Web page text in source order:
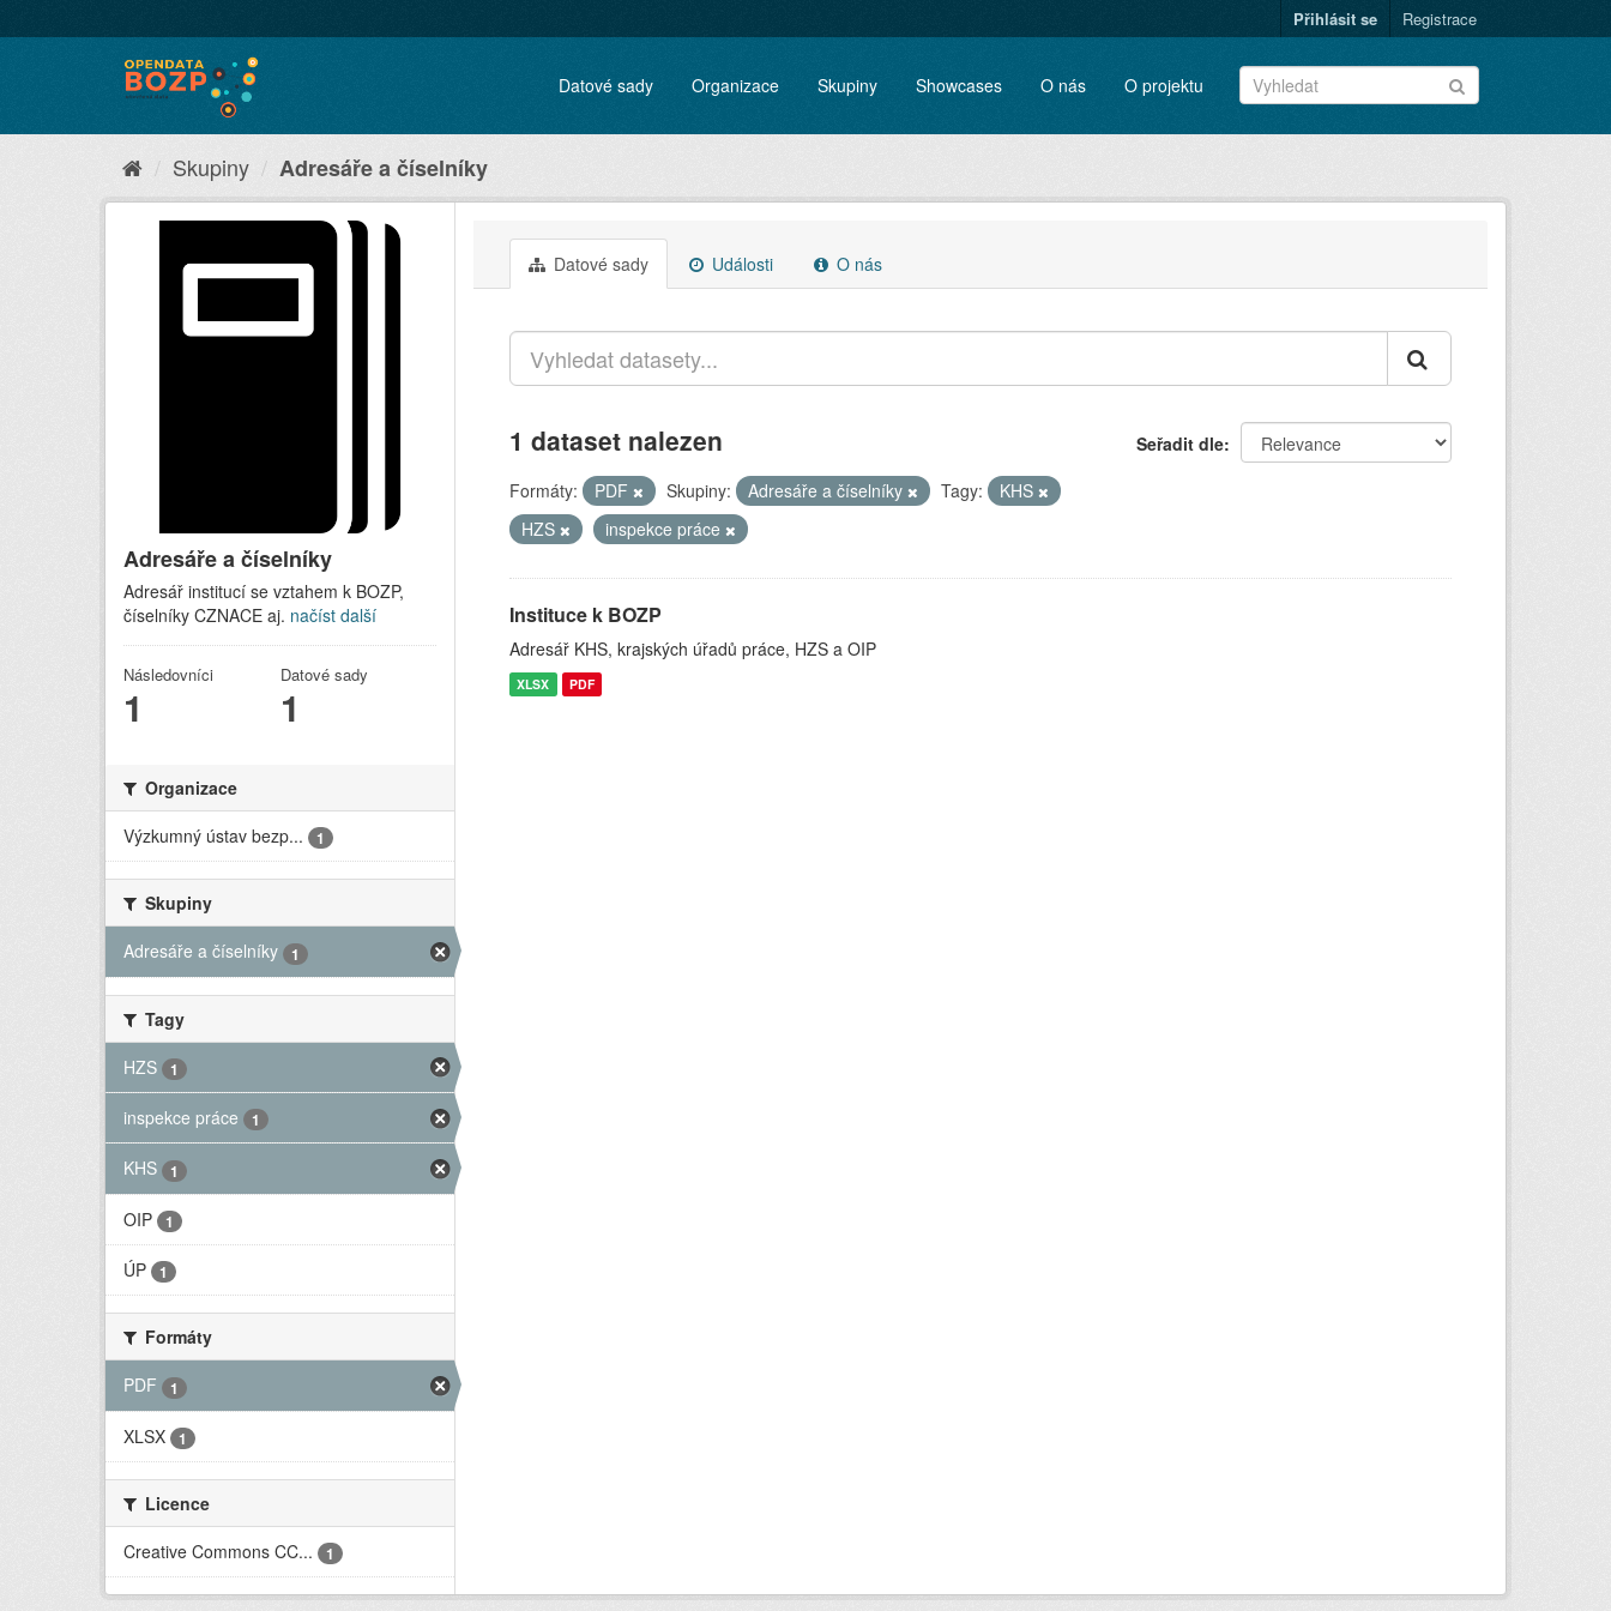
Přihlásit se Registrace
Datové sady Organizace Skupiny Showcases O nás O projektu
Skupiny Adresáře a číselníky
Adresáře a číselníky
Adresář institucí se vztahem k BOZP,
číselníky CZNACE aj. načíst další
Následovníci
1
Datové sady
1
Organizace
Výzkumný ústav bezp...
1
Skupiny
Adresáře a číselníky
1
Tagy
HZS
1
inspekce práce 1
KHS 1
OIP 1
ÚP 1
Formáty
PDF
1
XLSX 1
Licence
Creative Commons CC...
1
Datové sady Události O nás
Seřadit dle
1 dataset nalezen
Formáty: PDF Skupiny: Adresáře a číselníky Tagy:
KHS
HZS
inspekce práce
Instituce k BOZP
Adresář KHS, krajských úřadů práce, HZS a OIP
XLSX PDF